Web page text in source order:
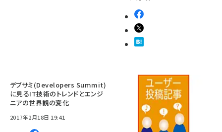
デブサミ(Developers Summit)
に見るIT技術のトレンドとエンジ
ニアの世界観の変化
2017年2月18日 19:41